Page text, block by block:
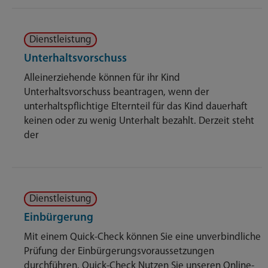
Dienstleistung
Unterhaltsvorschuss
Alleinerziehende können für ihr Kind
Unterhaltsvorschuss beantragen, wenn der
unterhaltspflichtige Elternteil für das Kind dauerhaft
keinen oder zu wenig Unterhalt bezahlt. Derzeit steht
der
Dienstleistung
Einbürgerung
Mit einem Quick-Check können Sie eine unverbindliche
Prüfung der Einbürgerungsvoraussetzungen
durchführen. Quick-Check Nutzen Sie unseren Online-